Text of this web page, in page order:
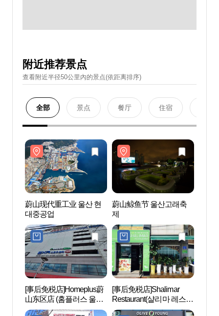
附近推荐景点
查看附近半径50公里內的景点(依距离排序)
全部 景点 餐厅 住宿
蔚山现代重工业 울산 현
대중공업
蔚山鲸鱼节 울산고래축
제
[事后免税店]Homeplus蔚
山东区店 (홈플러스 울산
동구점)
[事后免税店]Shalimar
Restaurant(샬리마 레스토
랑)